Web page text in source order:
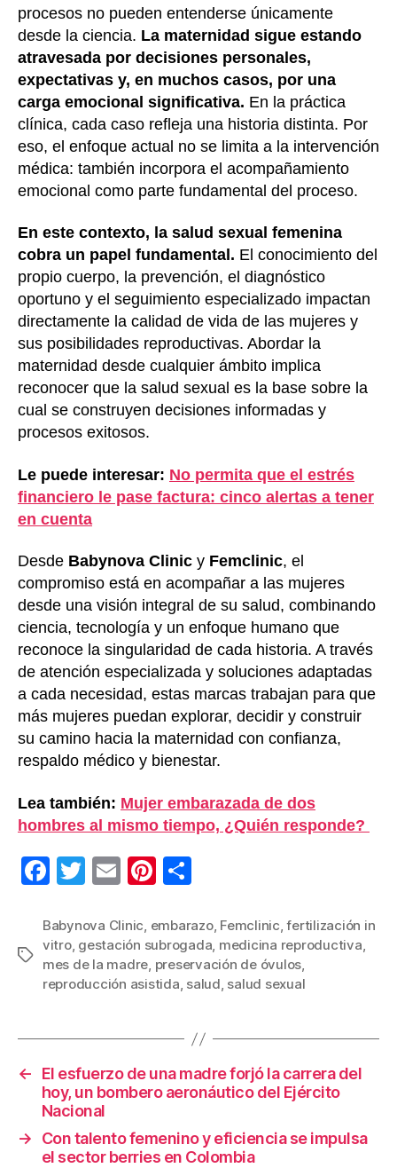
procesos no pueden entenderse únicamente
desde la ciencia. La maternidad sigue estando
atravesada por decisiones personales,
expectativas y, en muchos casos, por una
carga emocional significativa. En la práctica
clínica, cada caso refleja una historia distinta. Por
eso, el enfoque actual no se limita a la intervención
médica: también incorpora el acompañamiento
emocional como parte fundamental del proceso.
En este contexto, la salud sexual femenina
cobra un papel fundamental. El conocimiento del
propio cuerpo, la prevención, el diagnóstico
oportuno y el seguimiento especializado impactan
directamente la calidad de vida de las mujeres y
sus posibilidades reproductivas. Abordar la
maternidad desde cualquier ámbito implica
reconocer que la salud sexual es la base sobre la
cual se construyen decisiones informadas y
procesos exitosos.
Le puede interesar: No permita que el estrés
financiero le pase factura: cinco alertas a tener
en cuenta
Desde Babynova Clinic y Femclinic, el
compromiso está en acompañar a las mujeres
desde una visión integral de su salud, combinando
ciencia, tecnología y un enfoque humano que
reconoce la singularidad de cada historia. A través
de atención especializada y soluciones adaptadas
a cada necesidad, estas marcas trabajan para que
más mujeres puedan explorar, decidir y construir
su camino hacia la maternidad con confianza,
respaldo médico y bienestar.
Lea también: Mujer embarazada de dos
hombres al mismo tiempo, ¿Quién responde?
F
c
e
b
o
k
T
tt
er
E
ail
Pi
er
e
st
m
p
ar
Etiquetas
Babynova Clinic, embarazo, Femclinic,fertilización in
vitro, gestación subrogada, medicina reproductiva,
mes de la madre, preservación de óvulos,
reproducción asistida, salud, salud sexual
←
El esfuerzo de una madre forjó la carrera del
hoy, un bombero aeronáutico del Ejército
Nacional
→
Con talento femenino y eficiencia se impulsa
el sector berries en Colombia